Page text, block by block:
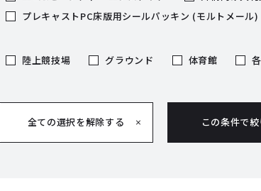
プレキャストPC床版用シールパッキン (モルトメール)
陸上競技場 グラウンド 体育館
全ての選択を解除する この条件で